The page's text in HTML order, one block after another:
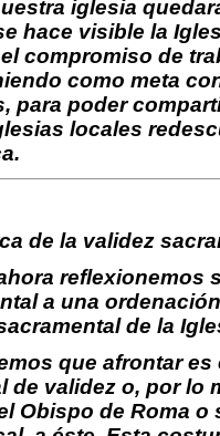
iglesia
hace visible la
compromiso de
como meta
para poder
locales
de la validez
reflexionemos
a una
de la
que afrontar
de validez o, por lo
Obispo de Roma